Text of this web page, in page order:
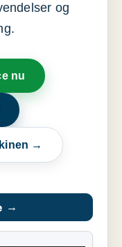
og
nu
→
→